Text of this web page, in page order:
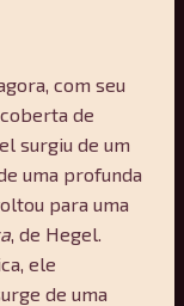
com seu
de
surgiu de um
uma profunda
para uma
, de Hegel.
ele
de uma